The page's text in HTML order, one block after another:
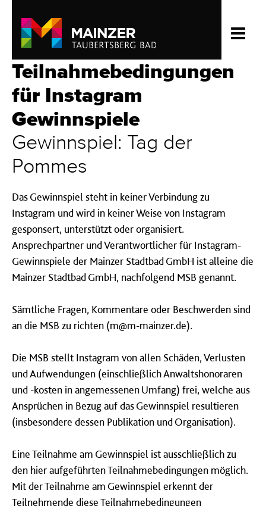
Teilnahmebedingungen
für Instagram
Gewinnspiele
Gewinnspiel: Tag der
Pommes
Das Gewinnspiel steht in keiner Verbindung zu
Instagram und wird in keiner Weise von Instagram
gesponsert, unterstützt oder organisiert.
Ansprechpartner und Verantwortlicher für Instagram-
Gewinnspiele der Mainzer Stadtbad GmbH ist alleine die
Mainzer Stadtbad GmbH, nachfolgend MSB genannt.
Sämtliche Fragen, Kommentare oder Beschwerden sind
an die MSB zu richten (m@m-mainzer.de).
Die MSB stellt Instagram von allen Schäden, Verlusten
und Aufwendungen (einschließlich Anwaltshonoraren
und -kosten in angemessenen Umfang) frei, welche aus
Ansprüchen in Bezug auf das Gewinnspiel resultieren
(insbesondere dessen Publikation und Organisation).
Eine Teilnahme am Gewinnspiel ist ausschließlich zu
den hier aufgeführten Teilnahmebedingungen möglich.
Mit der Teilnahme am Gewinnspiel erkennt der
Teilnehmende diese Teilnahmebedingungen